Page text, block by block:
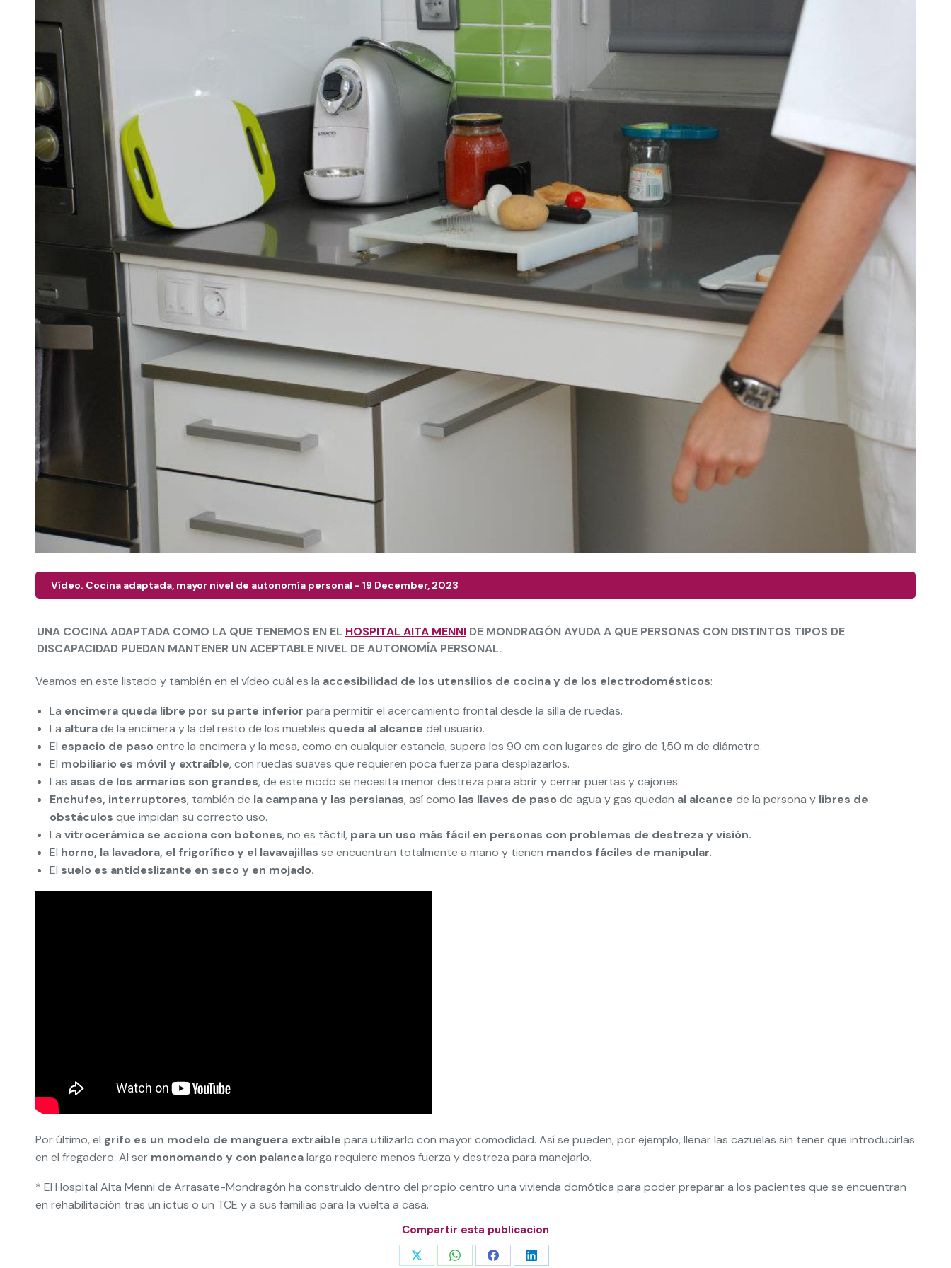
Vídeo. Cocina adaptada, mayor nivel de autonomía personal - 19 December, 2023
UNA COCINA ADAPTADA COMO LA QUE TENEMOS EN EL HOSPITAL AITA MENNI DE MONDRAGÓN AYUDA A QUE PERSONAS CON DISTINTOS TIPOS DE
DISCAPACIDAD PUEDAN MANTENER UNACEPTABLE NIVEL DE AUTONOMÍA PERSONAL.
Veamos en este listado y también en el vídeo cuál es la accesibilidad de los utensilios de cocina y de los electrodomésticos:
La encimera queda libre por su parte inferior para permitir el acercamiento frontal desde la silla de ruedas.
La alturade la encimera y la del resto de los muebles queda al alcance del usuario.
El espacio de paso entre la encimera y la mesa, como en cualquier estancia, supera los 90 cm con lugares de giro de 1,50 m de diámetro.
El mobiliario es móvil y extraíble, con ruedas suaves que requieren poca fuerza para desplazarlos.
Las asas de los armarios son grandes, de este modo se necesita menor destreza para abrir y cerrar puertas y cajones.
Enchufes, interruptores, también de la campana y las persianas, así como las llaves de paso de agua y gas quedan al alcance de la persona y libres de
obstáculos que impidan su correcto uso.
La vitrocerámica se acciona con botones, no es táctil, para un uso más fácil en personas con problemas de destreza y visión.
El horno, la lavadora, el frigorífico y el lavavajillas se encuentran totalmente a mano y tienen mandos fáciles de manipular.
El suelo es antideslizante en seco y en mojado.
Por último, el grifo es un modelo de manguera extraíble para utilizarlo con mayor comodidad. Así se pueden, por ejemplo, llenar las cazuelas sin tener que introducirlas
en el fregadero. Al ser monomando y con palancalarga requiere menos fuerza y destreza para manejarlo.
* El Hospital Aita Menni de Arrasate-Mondragón ha construido dentro del propio centro una vivienda domótica para poder preparar a los pacientes que se encuentran
en rehabilitación tras un ictus o un TCE y a sus familias para la vuelta a casa.
Compartir esta publicacion
Share Share Share Share